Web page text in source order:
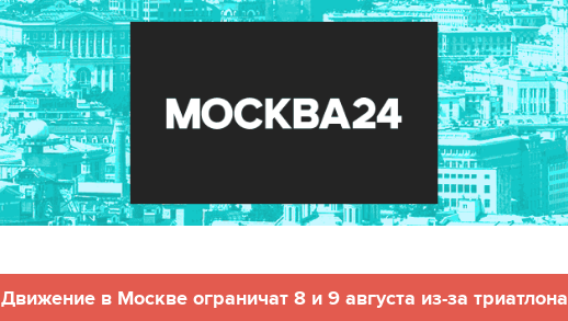
Движение в Москве ограничат 8 и 9 августа из-за триатлона